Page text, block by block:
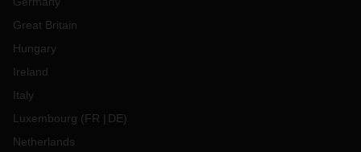
Great Britain
Hungary
Ireland
Italy
Luxembourg (FR DE)
Netherlands